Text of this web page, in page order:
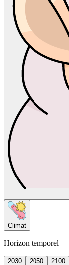
Climat
Horizon temporel
2030 2050
2100